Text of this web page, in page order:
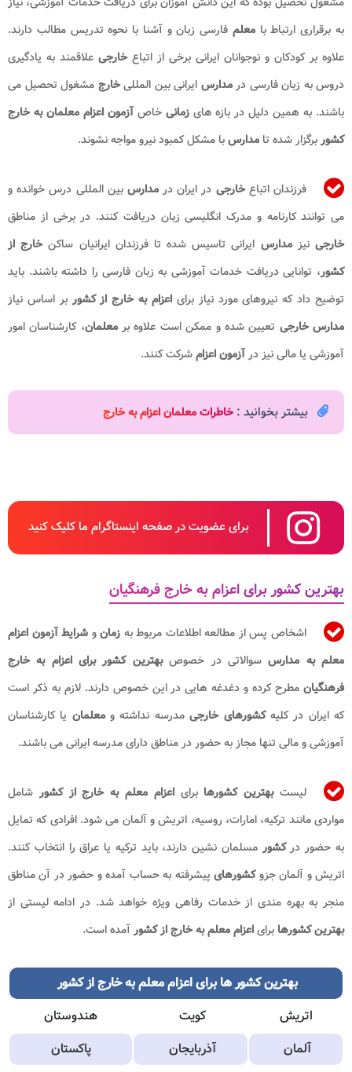
به برقراری ارتباط بامعلم فارسی زبان و آشنا با نحوه تدریس مطالب دارند.
علاوه بر کودکان و نوجوانان ایرانی برخی از اتباعخارجی علاقمند به یادگیری
دروس به زبان فارسی درمدارس ایرانی بین المللیخارج مشغول تحصیل می
باشند. به همین دلیل در بازه هایزمانیخاصآزمون اعزام معلمان به خارج
کشوربرگزار شده تا مدارسبا مشکل کمبود نیرو مواجه نشوند.
فرزندان اتباعخارجی در ایران درمدارسبین المللی درس خوانده و
می توانند کارنامه و مدرک انگلیسی زبان دریافت کنند. در برخی از مناطق
خارجینیزمدارس ایرانی تاسیس شده تا فرزندان ایرانیان ساکنخارج از
کشور، توانایی دریافت خدمات آموزشی به زبان فارسی را داشته باشند. باید
توضیح داد که نیروهای مورد نیاز برای اعزام به خارج از کشوربر اساس نیاز
مدارس خارجی تعیین شده و ممکن است علاوه برمعلمان، کارشناسان امور
آموزشی یا مالی نیز درآزمون اعزامشرکت کنند.
بیشتر بخوانید : خاطرات معلمان اعزام به خارج
برای عضویت در صفحه اینستاگرام ما کلیک کنید
بهترین کشور برای اعزام به خارج فرهنگیان
اشخاص پس از مطالعه اطلاعات مربوط به زمانو شرایط آزمون اعزام
معلم به مدارسسوالاتی در خصوصبهترین کشور برای اعزام به خارج
فرهنگیان مطرح کرده و دغدغه هایی در این خصوص دارند. لازم به ذکر است
که ایران در کلیهکشورهای خارجیمدرسه نداشته ومعلمان یا کارشناسان
آموزشی و مالی تنها مجاز به حضور در مناطق دارای مدرسه ایرانی می باشند.
لیستبهترین کشورهابرای اعزام معلم به خارج از کشور شامل
مواردی مانند ترکیه، امارات، روسیه، اتریش و آلمان می شود. افرادی که تمایل
به حضور درکشورمسلمان نشین دارند، باید ترکیه یا عراق را انتخاب کنند.
اتریش و آلمان جزوکشورهای پیشرفته به حساب آمده و حضور در آن مناطق
منجر به بهره مندی از خدمات رفاهی ویژه خواهد شد. در ادامه لیستی از
بهترین کشورها برایاعزام معلم به خارج از کشورآمده است.
بهترین کشور ها برای اعزام معلم به خارج از کشور
اتریش
کویت
هندوستان
آلمان
آذربایجان
پاکستان